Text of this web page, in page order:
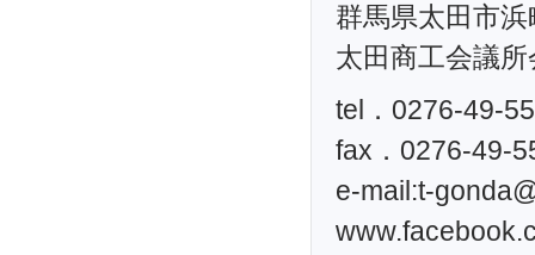
群馬県太田市
太田商工会議
tel．0276-49-
fax．0276-49-
e-mail:t-